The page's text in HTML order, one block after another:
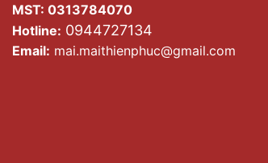
MST: 0313784070
Hotline: 0944727134
Email: mai.maithienphuc@gmail.com